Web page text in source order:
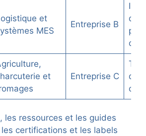
et
MES
Entreprise B
et
Entreprise C
les ressources et les guides
certifications et les labels